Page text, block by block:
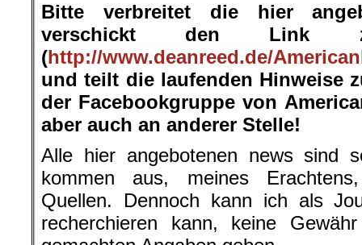
Bitte verbreitet die hier
verschickt den Link
(http://www.deanreed.de/
und teilt die laufenden Hinweise
der Facebookgruppe von
aber auch an anderer Stelle!
Alle hier angebotenen news sind
kommen aus, meines
Quellen. Dennoch kann ich als
recherchieren kann, keine